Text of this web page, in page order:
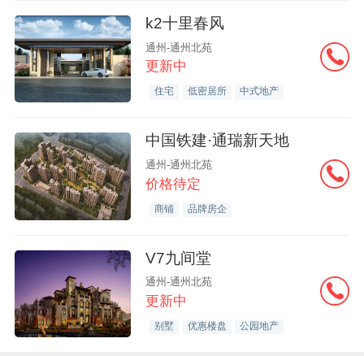
k2十里春风
通州-通州北苑
更新中
住宅 低密居所 中式地产
中国铁建·通瑞新天地
通州-通州北苑
价格待定
商铺 品牌房企
V7九间堂
通州-通州北苑
更新中
别墅 优惠楼盘 公园地产